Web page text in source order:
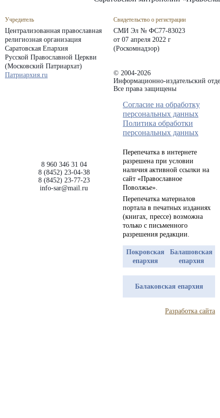
8 960 346 31 04
8 (8452) 23-04-38
8 (8452) 23-77-23
info-sar@mail.ru
Учредитель
Централизованная православная
религиозная организация
Саратовская Епархия
Русской Православной Церкви
(Московский Патриархат)
Патриархия.ru
Свидетельство о регистрации
СМИ Эл № ФС77-83023
от 07 апреля 2022 г
(Роскомнадзор)
© 2004-2026
Информационно-издательский
Все права защищены
Согласие на обработку
персональных данных
Политика обработки
персональных данных
Перепечатка в интернете
разрешена при условии
наличия активной ссылки на
сайт «Православное
Поволжье».
Перепечатка материалов
портала в печатных изданиях
(книгах, прессе) возможна
только с письменного
разрешения редакции.
Покровская
епархия
Балашовская
епархия
Балаковская епархия
Разработка сайта